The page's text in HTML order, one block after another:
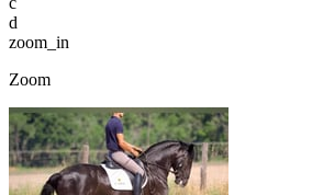
d
zoom_in
Zoom